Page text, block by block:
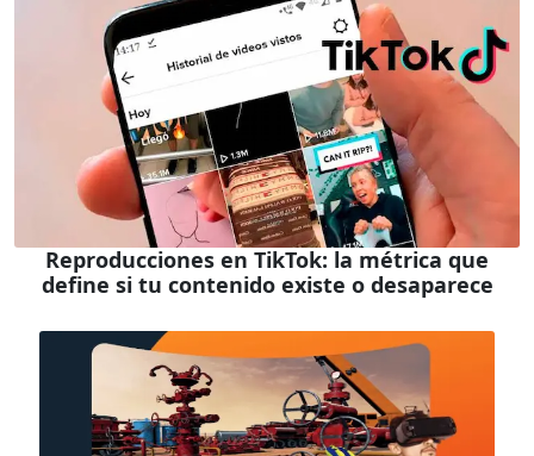
Reproducciones en TikTok: la métrica que
define si tu contenido existe o desaparece